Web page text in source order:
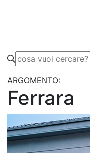
ARGOMENTO:
Ferrara